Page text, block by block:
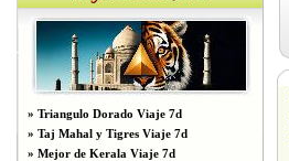
» Triangulo Dorado Viaje 7d
» Taj Mahal y Tigres Viaje 7d
» Mejor de Kerala Viaje 7d